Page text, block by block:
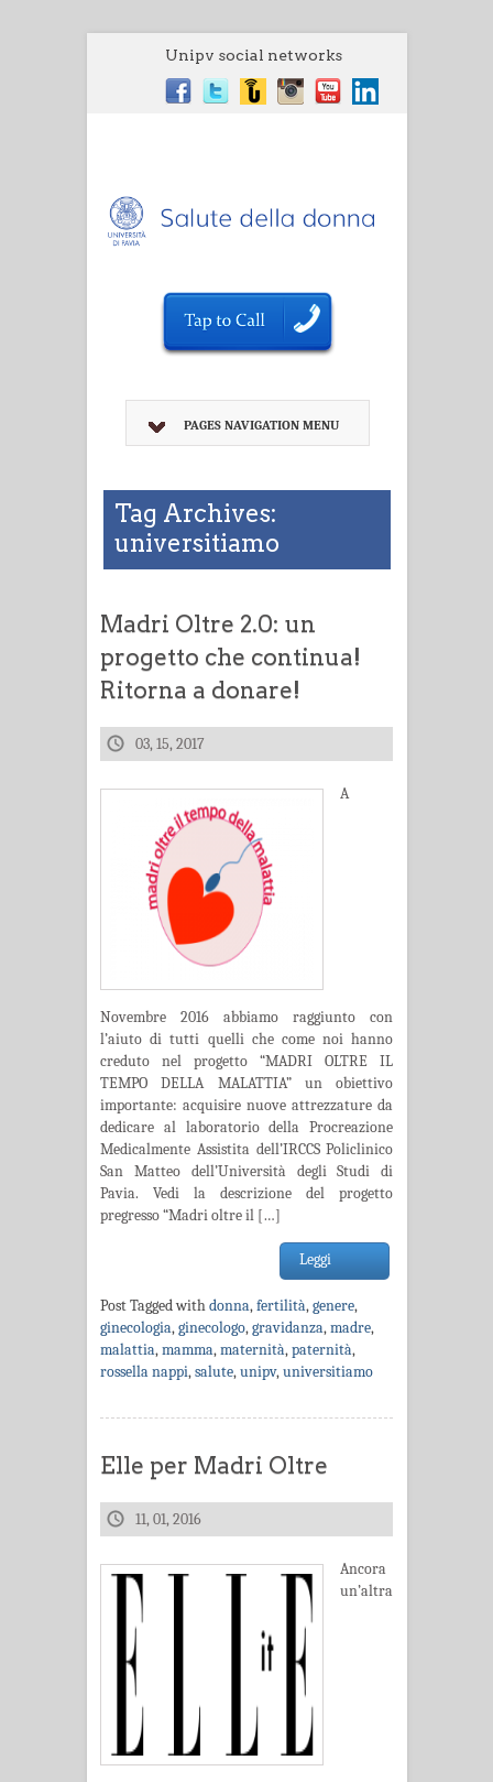
Unipv social networks
PAGES NAVIGATION MENU
Tag Archives:
universitiamo
Madri Oltre 2.0: un
progetto che continua!
Ritorna a donare!
03, 15, 2017
A
Novembre 2016 abbiamo raggiunto con
l’aiuto di tutti quelli che come noi hanno
creduto nel progetto “MADRI OLTRE IL
TEMPO DELLA MALATTIA” un obiettivo
importante: acquisire nuove attrezzature da
dedicare al laboratorio della Procreazione
Medicalmente Assistita dell’IRCCS Policlinico
San Matteo dell’Università degli Studi di
Pavia. Vedi la descrizione del progetto
pregresso “Madri oltre il […]
Leggi
Post Tagged withdonna,fertilità,genere,
ginecologia,ginecologo,gravidanza,madre,
malattia,mamma,maternità,paternità,
rossella nappi,salute,unipv,universitiamo
Elle per Madri Oltre
11, 01, 2016
Ancora
un’altra